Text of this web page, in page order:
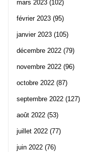
mars 2023 (102)
février 2023 (95)
janvier 2023 (105)
décembre 2022 (79)
novembre 2022 (96)
octobre 2022 (87)
septembre 2022 (127)
août 2022 (53)
juillet 2022 (77)
juin 2022 (76)